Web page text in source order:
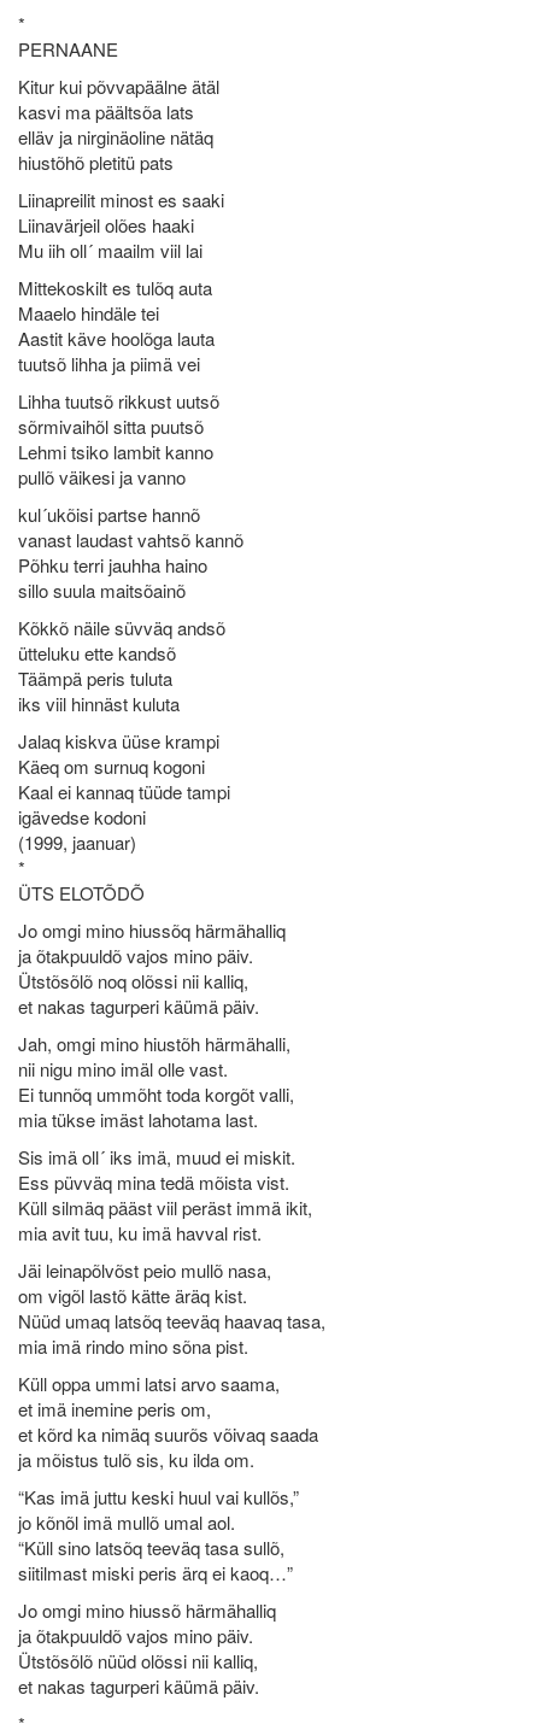
*
PERNAANE
Kitur kui põvvapäälne ätäl
kasvi ma päältsõa lats
elläv ja nirginäoline nätäq
hiustõhõ pletitü pats
Liinapreilit minost es saaki
Liinavärjeil olões haaki
Mu iih oll´ maailm viil lai
Mittekoskilt es tulõq auta
Maaelo hindäle tei
Aastit käve hoolõga lauta
tuutsõ lihha ja piimä vei
Lihha tuutsõ rikkust uutsõ
sõrmivaihõl sitta puutsõ
Lehmi tsiko lambit kanno
pullõ väikesi ja vanno
kul´ukõisi partse hannõ
vanast laudast vahtsõ kannõ
Põhku terri jauhha haino
sillo suula maitsõainõ
Kõkkõ näile süvväq andsõ
ütteluku ette kandsõ
Täämpä peris tuluta
iks viil hinnäst kuluta
Jalaq kiskva üüse krampi
Käeq om surnuq kogoni
Kaal ei kannaq tüüde tampi
igävedse kodoni
(1999, jaanuar)
*
ÜTS ELOTÕDÕ
Jo omgi mino hiussõq härmähalliq
ja õtakpuuldõ vajos mino päiv.
Ütstõsõlõ noq olõssi nii kalliq,
et nakas tagurperi käümä päiv.
Jah, omgi mino hiustõh härmähalli,
nii nigu mino imäl olle vast.
Ei tunnõq ummõht toda korgõt valli,
mia tükse imäst lahotama last.
Sis imä oll´ iks imä, muud ei miskit.
Ess püvväq mina tedä mõista vist.
Küll silmäq pääst viil peräst immä ikit,
mia avit tuu, ku imä havval rist.
Jäi leinapõlvõst peio mullõ nasa,
om vigõl lastõ kätte äräq kist.
Nüüd umaq latsõq teeväq haavaq tasa,
mia imä rindo mino sõna pist.
Küll oppa ummi latsi arvo saama,
et imä inemine peris om,
et kõrd ka nimäq suurõs võivaq saada
ja mõistus tulõ sis, ku ilda om.
“Kas imä juttu keski huul vai kullõs,”
jo kõnõl imä mullõ umal aol.
“Küll sino latsõq teeväq tasa sullõ,
siitilmast miski peris ärq ei kaoq…”
Jo omgi mino hiussõ härmähalliq
ja õtakpuuldõ vajos mino päiv.
Ütstõsõlõ nüüd olõssi nii kalliq,
et nakas tagurperi käümä päiv.